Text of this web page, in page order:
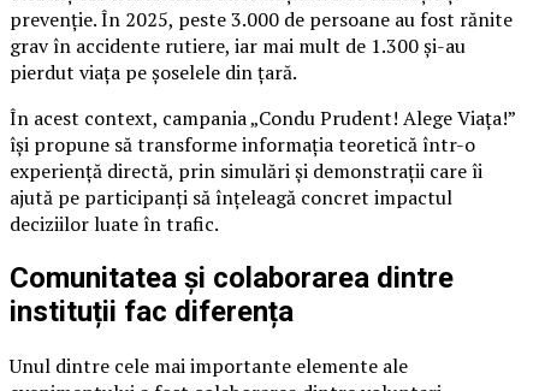
prevenție. În 2025, peste 3.000 de persoane au fost rănite
grav în accidente rutiere, iar mai mult de 1.300 și-au
pierdut viața pe șoselele din țară.
În acest context, campania „Condu Prudent! Alege Viața!”
își propune să transforme informația teoretică într-o
experiență directă, prin simulări și demonstrații care îi
ajută pe participanți să înțeleagă concret impactul
deciziilor luate în trafic.
Comunitatea și colaborarea dintre
instituții fac diferența
Unul dintre cele mai importante elemente ale